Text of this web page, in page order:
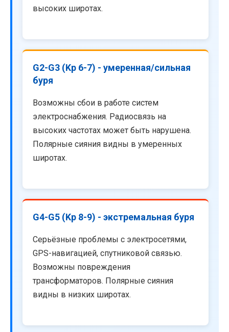
высоких широтах.
G2-G3 (Kp 6-7) - умеренная/сильная
буря
Возможны сбои в работе систем
электроснабжения. Радиосвязь на
высоких частотах может быть нарушена.
Полярные сияния видны в умеренных
широтах.
G4-G5 (Kp 8-9) - экстремальная буря
Серьёзные проблемы с электросетями,
GPS-навигацией, спутниковой связью.
Возможны повреждения
трансформаторов. Полярные сияния
видны в низких широтах.